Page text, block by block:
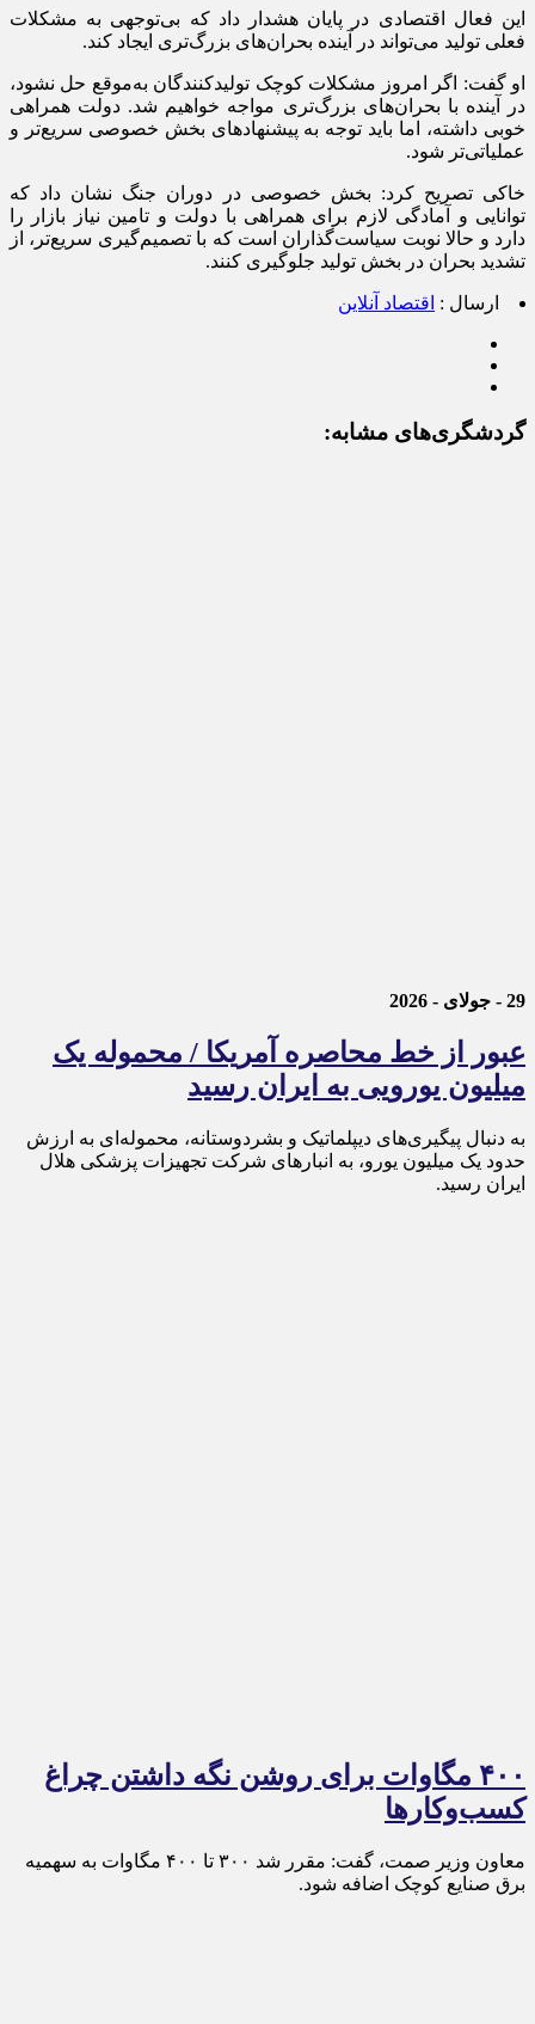
این فعال اقتصادی در پایان هشدار داد که بی‌توجهی به مشکلات
فعلی تولید می‌تواند در آینده بحران‌های بزرگ‌تری ایجاد کند.
او گفت: اگر امروز مشکلات کوچک تولیدکنندگان به‌موقع حل نشود،
در آینده با بحران‌های بزرگ‌تری مواجه خواهیم شد. دولت همراهی
خوبی داشته، اما باید توجه به پیشنهادهای بخش خصوصی سریع‌تر و
عملیاتی‌تر شود.
خاکی تصریح کرد: بخش خصوصی در دوران جنگ نشان داد که
توانایی و آمادگی لازم برای همراهی با دولت و تامین نیاز بازار را
دارد و حالا نوبت سیاست‌گذاران است که با تصمیم‌گیری سریع‌تر، از
تشدید بحران در بخش تولید جلوگیری کنند.
ارسال : اقتصاد آنلاین
گردشگری‌های مشابه:
29 - جولای - 2026
عبور از خط محاصره آمریکا / محموله یک
میلیون یورویی به ایران رسید
به دنبال پیگیری‌های دیپلماتیک و بشردوستانه، محموله‌ای به ارزش
حدود یک میلیون یورو، به انبارهای شرکت تجهیزات پزشکی هلال
ایران رسید.
۴۰۰ مگاوات برای روشن نگه داشتن چراغ
کسب‌وکار‌ها
معاون وزیر صمت، گفت: مقرر شد ۳۰۰ تا ۴۰۰ مگاوات به سهمیه
برق صنایع کوچک اضافه شود.